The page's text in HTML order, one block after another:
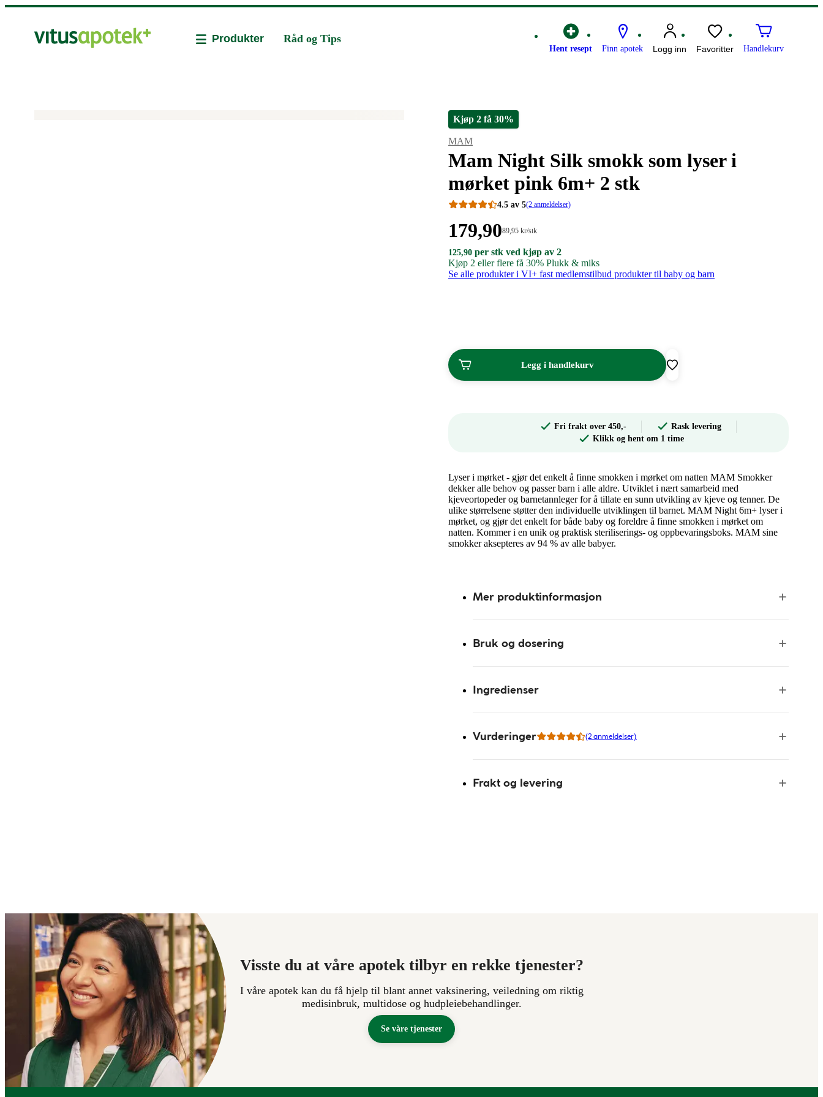
Hent resept Finn apotek Logg inn Favoritter Handlekurv
Produkter Råd og Tips
Kjøp 2 få 30%
Merke
MAM
Mam Night Silk smokk som lyser i
mørket pink 6m+ 2 stk
4.5 av 5(2 anmeldelser)
Pris:
179,90
kroner.
179,90Stykkpris:
kroner.
89,95 kr/stk
125,90
kroner
per
125,90
kroner.
125,90 per stk ved kjøp av 2
Kjøp 2 eller flere få 30% Plukk & miks
Se alle produkter i VI+ fast medlemstilbud produkter til baby og barn
Legg i handlekurv
Fri frakt over 450,-
Rask levering
Klikk og hent om 1 time
Lyser i mørket - gjør det enkelt å finne smokken i mørket om natten MAM Smokker
dekker alle behov og passer barn i alle aldre. Utviklet i nært samarbeid med
kjeveortopeder og barnetannleger for å tillate en sunn utvikling av kjeve og tenner. De
ulike størrelsene støtter den individuelle utviklingen til barnet. MAM Night 6m+ lyser i
mørket, og gjør det enkelt for både baby og foreldre å finne smokken i mørket om
natten. Kommer i en unik og praktisk steriliserings- og oppbevaringsboks. MAM sine
smokker aksepteres av 94 % av alle babyer.
Mer produktinformasjon
Bruk og dosering
Ingredienser
Vurderinger (2 anmeldelser)
Frakt og levering
Visste du at våre apotek tilbyr en rekke tjenester?
I våre apotek kan du få hjelp til blant annet vaksinering, veiledning om riktig
medisinbruk, multidose og hudpleiebehandlinger.
Se våre tjenester